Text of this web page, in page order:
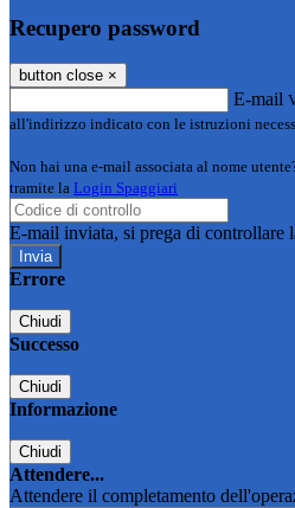
Recupero password
button close ×
E-mail
all'indirizzo indicato con le istruzioni
Non hai una e-mail associata al nome
tramite la Login Spaggiari
E-mail inviata, si prega di controllare
Errore
Chiudi
Successo
Chiudi
Informazione
Chiudi
Attendere...
Attendere il completamento